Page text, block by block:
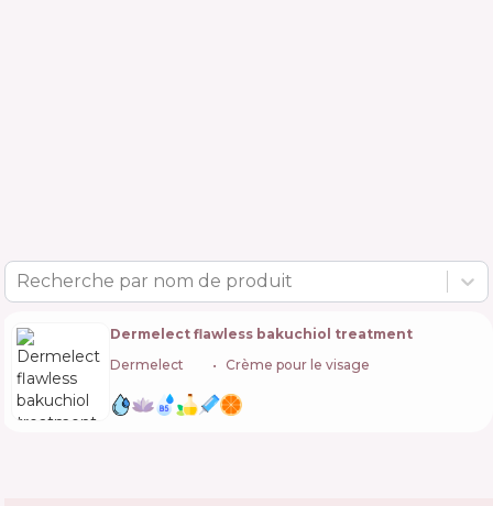
Recherche par nom de produit
Dermelect flawless bakuchiol treatment
Dermelect
Crème pour le visage